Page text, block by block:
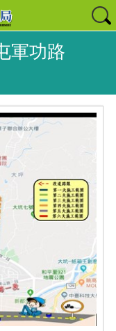
軍功路